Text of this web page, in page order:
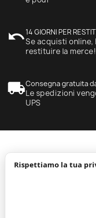
Rispettiamo la tua
undo14 GIORNI PER
Se acquisti online,
restituire la merce!
local_shippingConsegna gratuita
Le spedizioni
UPS